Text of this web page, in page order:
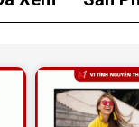
bền bỉ, sản